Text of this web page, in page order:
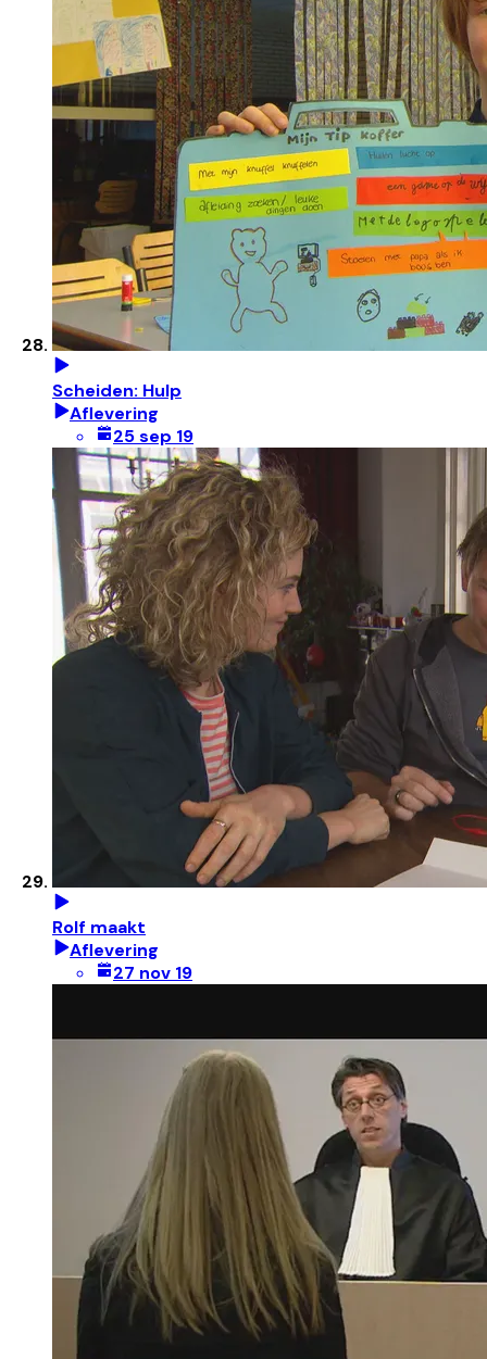
Scheiden: Hulp
Aflevering
25 sep 19
Rolf maakt
Aflevering
27 nov 19